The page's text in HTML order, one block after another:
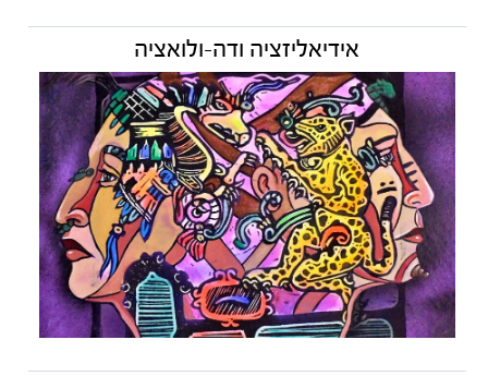
אידיאליזציה ודה-ולואציה